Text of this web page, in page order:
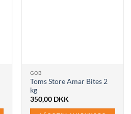
GOB
Toms Store Amar Bites 2
kg
350,00 DKK